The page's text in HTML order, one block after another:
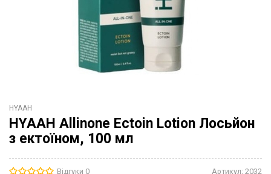
HYAAH
HYAAH Allinone Ectoin Lotion Лосьйон
з ектоїном, 100 мл
Відгуки 0 Артикул: 2032